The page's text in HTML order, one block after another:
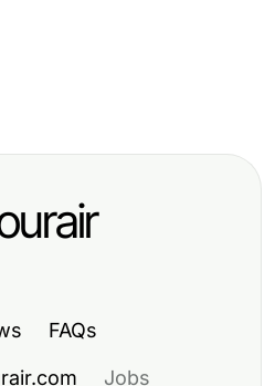
Fixes for
by-Feature: What
FAQs
Jobs